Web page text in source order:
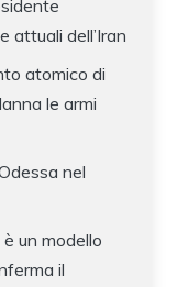
attuali dell’Iran
atomico di
le armi
nel
un modello
il